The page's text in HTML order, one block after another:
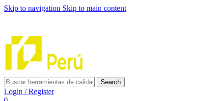
Skip to navigation Skip to main content
Search
Login / Register